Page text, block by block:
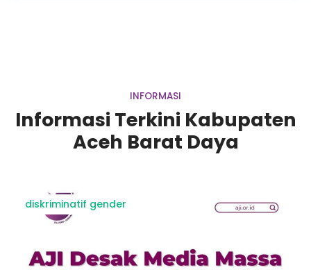
INFORMASI
Informasi Terkini Kabupaten
Aceh Barat Daya
diskriminatif gender